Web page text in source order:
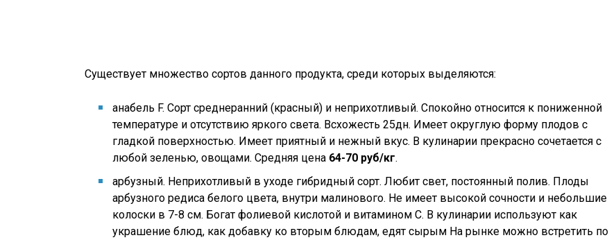
Существует множество сортов данного продукта, среди которых выделяются:
анабель F. Сорт среднеранний (красный) и неприхотливый. Спокойно относится к пониженной
температуре и отсутствию яркого света. Всхожесть 25дн. Имеет округлую форму плодов с
гладкой поверхностью. Имеет приятный и нежный вкус. В кулинарии прекрасно сочетается с
любой зеленью, овощами. Средняя цена 64-70 руб/кг.
арбузный. Неприхотливый в уходе гибридный сорт. Любит свет, постоянный полив. Плоды
арбузного редиса белого цвета, внутри малинового. Не имеет высокой сочности и небольшие
колоски в 7-8 см. Богат фолиевой кислотой и витамином С. В кулинарии используют как
украшение блюд, как добавку ко вторым блюдам, едят сырым На рынке можно встретить по